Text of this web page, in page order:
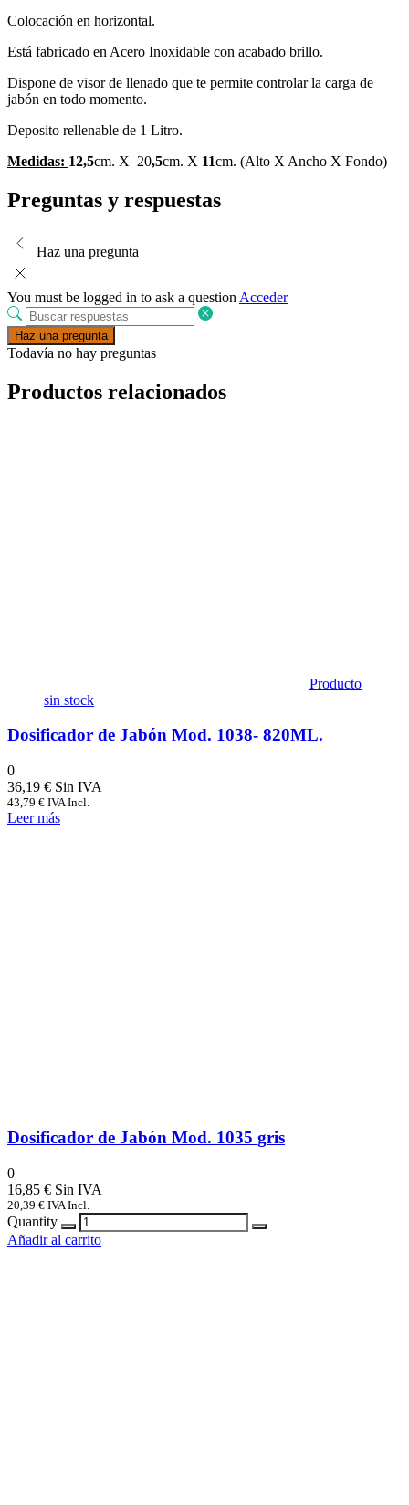
Colocación en horizontal.
Está fabricado en Acero Inoxidable con acabado brillo.
Dispone de visor de llenado que te permite controlar la carga de
jabón en todo momento.
Deposito rellenable de 1 Litro.
Medidas: 12,5cm. X 20,5cm. X 11cm. (Alto X Ancho X Fondo)
Preguntas y respuestas
Haz una pregunta
You must be logged in to ask a question Acceder
Haz una pregunta
Todavía no hay preguntas
Productos relacionados
Producto
sin stock
Dosificador de Jabón Mod. 1038- 820ML.
0
36,19 €
43,79 € IVA Incl.
Leer más
Dosificador de Jabón Mod. 1035 gris
0
16,85 €
20,39 € IVA Incl.
Quantity
Añadir al carrito